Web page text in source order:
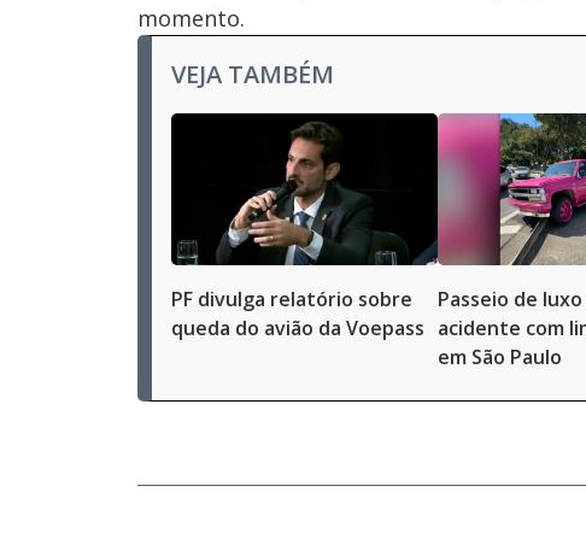
momento.
VEJA TAMBÉM
PF divulga relatório sobre
queda do avião da Voepass
Passeio de
acidente com
em São Paulo